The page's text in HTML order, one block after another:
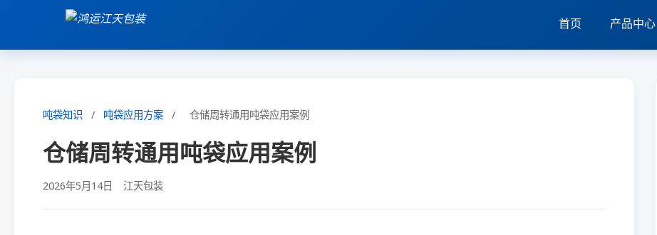
首页 产品中心
吨袋知识 / 吨袋应用方案 / 仓储周转通用吨袋应用案例
仓储周转通用吨袋应用案例
2026年5月14日 江天包装